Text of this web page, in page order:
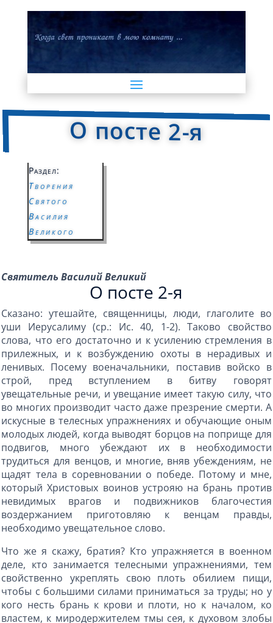
О посте 2-я
Раздел:
Творения
Святого
Василия
Великого
Святитель Василий Великий
О посте 2-я
Сказано: утешайте, священницы, люди, глаголите во
уши Иерусалиму (ср.: Ис. 40, 1-2). Таково свойство
слова, что его достаточно и к усилению стремления в
прилежных, и к возбуждению охоты в нерадивых и
ленивых. Посему военачальники, поставив войско в
строй, пред вступлением в битву говорят
увещательные речи, и увещание имеет такую силу, что
во многих производит часто даже презрение смерти. А
искусные в телесных упражнениях и обучающие оным
молодых людей, когда выводят борцов на поприще для
подвигов, много убеждают их в необходимости
трудиться для венцов, и многие, вняв убеждениям, не
щадят тела в соревновании о победе. Потому и мне,
который Христовых воинов устрояю на брань против
невидимых врагов и подвижников благочестия
воздержанием приготовляю к венцам правды,
необходимо увещательное слово.
Что же я скажу, братия? Кто упражняется в военном
деле, кто занимается телесными упражнениями, тем
свойственно укреплять свою плоть обилием пищи,
чтобы с большими силами приниматься за труды; но у
кого несть брань к крови и плоти, но к началом, ко
властем, к миродержителем тмы сея, к духовом злобы